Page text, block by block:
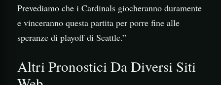
Prevediamo che i Cardinals giocheranno duramente
e vinceranno questa partita per porre fine alle
speranze di playoff di Seattle.”
Altri Pronostici Da Diversi Siti